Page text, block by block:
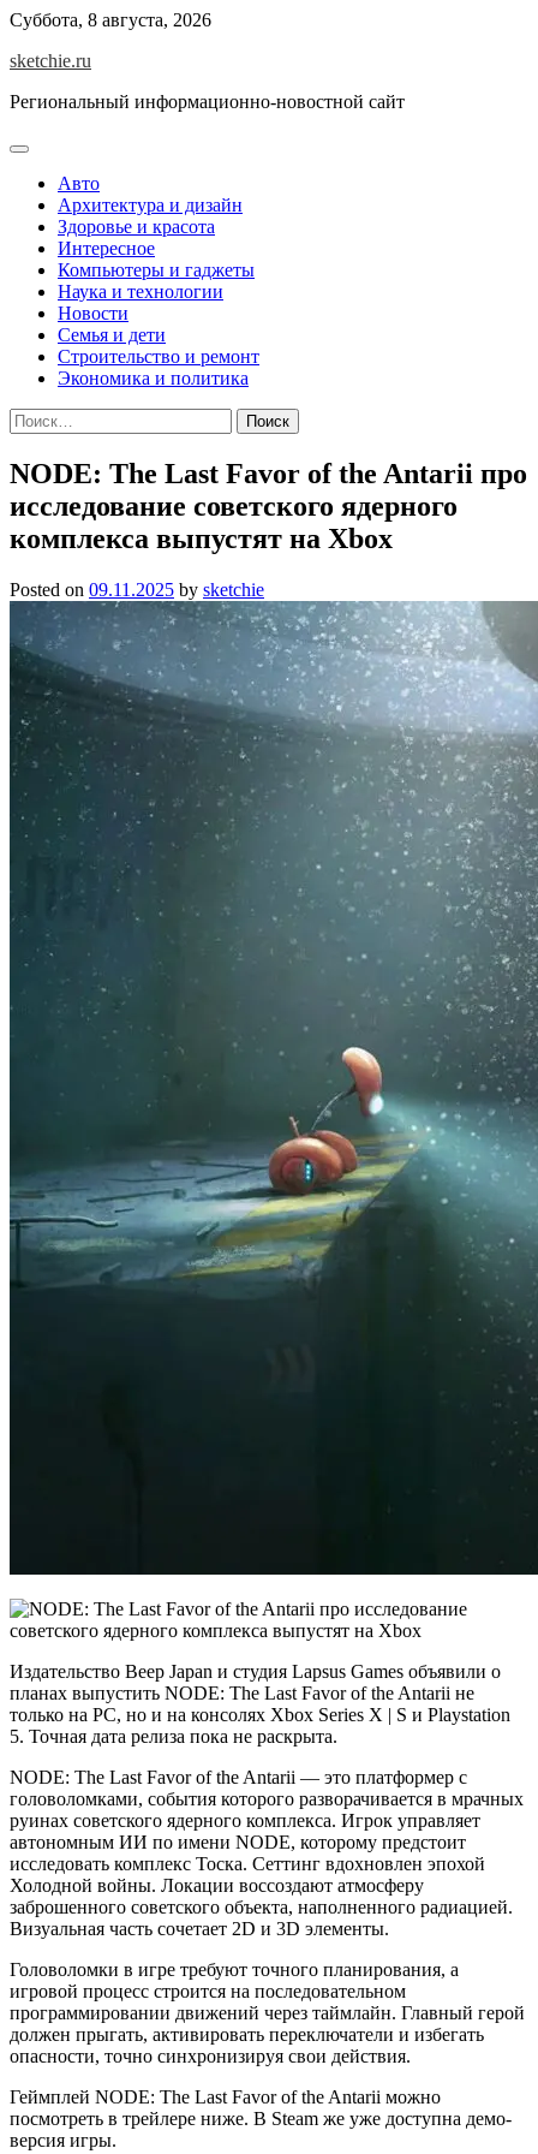
Skip
content
Суббота, 8 августа, 2026
sketchie.ru
Региональный информационно-новостной сайт
Авто
Архитектура и дизайн
Здоровье и красота
Интересное
Компьютеры и гаджеты
Наука и технологии
Новости
Семья и дети
Строительство и ремонт
Экономика и политика
Найти:
NODE: The Last Favor of the Antarii про
исследование советского ядерного
комплекса выпустят на Xbox
Posted on 09.11.2025 by sketchie
Издательство Beep Japan и студия Lapsus Games объявили о
планах выпустить NODE: The Last Favor of the Antarii не
только на PC, но и на консолях Xbox Series X | S и Playstation
5. Точная дата релиза пока не раскрыта.
NODE: The Last Favor of the Antarii — это платформер с
головоломками, события которого разворачивается в мрачных
руинах советского ядерного комплекса. Игрок управляет
автономным ИИ по имени NODE, которому предстоит
исследовать комплекс Тоска. Сеттинг вдохновлен эпохой
Холодной войны. Локации воссоздают атмосферу
заброшенного советского объекта, наполненного радиацией.
Визуальная часть сочетает 2D и 3D элементы.
Головоломки в игре требуют точного планирования, а
игровой процесс строится на последовательном
программировании движений через таймлайн. Главный герой
должен прыгать, активировать переключатели и избегать
опасности, точно синхронизируя свои действия.
Геймплей NODE: The Last Favor of the Antarii можно
посмотреть в трейлере ниже. В Steam же уже доступна демо-
версия игры.